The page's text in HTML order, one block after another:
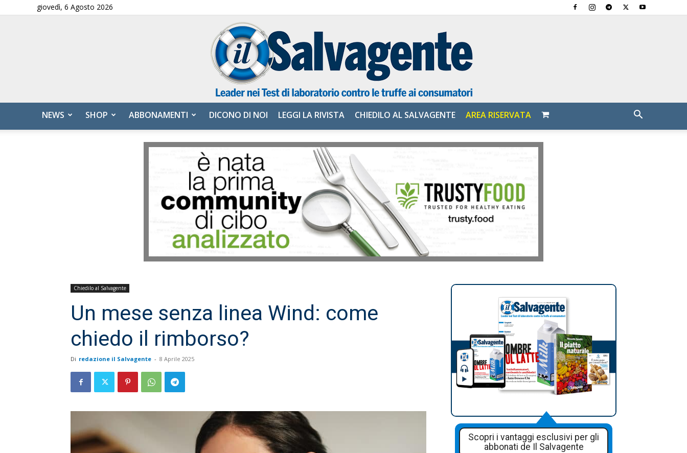
giovedì, 6 Agosto 2026
Salvagente
NEWS SHOP ABBONAMENTI DICONO DI NOI LEGGI LA RIVISTA CHIEDILO AL SALVAGENTE AREA RISERVATA
Chiedilo al Salvagente
Un mese senza linea Wind: come
chiedo il rimborso?
Di redazione il Salvagente - 8 Aprile 2025
Scopri i vantaggi esclusivi per gli
abbonati de Il Salvagente